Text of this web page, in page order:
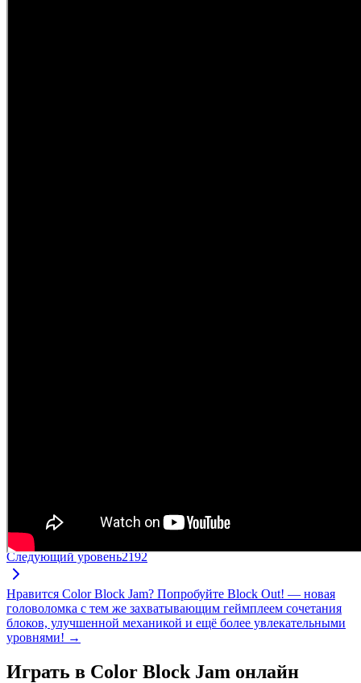
Следующий уровень2192
Нравится Color Block Jam? Попробуйте Block Out! — новая
головоломка с тем же захватывающим геймплеем сочетания
блоков, улучшенной механикой и ещё более увлекательными
уровнями! →
Играть в Color Block Jam онлайн